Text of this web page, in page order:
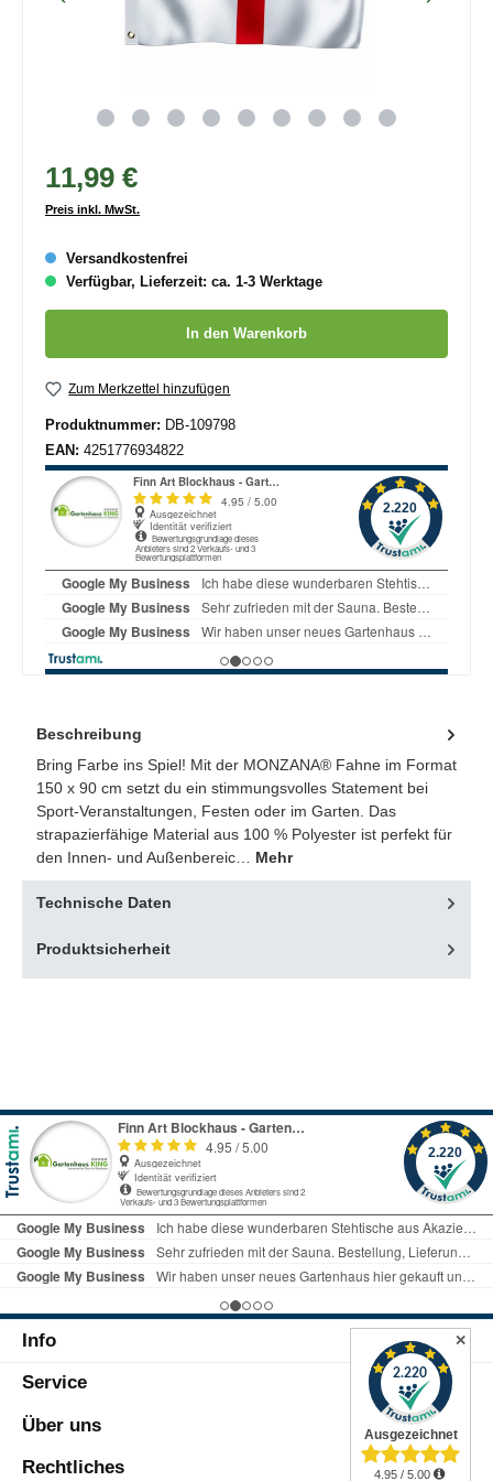
11,99 €
Preis inkl. MwSt.
Versandkostenfrei
Verfügbar, Lieferzeit: ca. 1-3 Werktage
In den Warenkorb
Zum Merkzettel hinzufügen
Produktnummer: DB-109798
EAN: 4251776934822
Beschreibung
Bring Farbe ins Spiel! Mit der MONZANA® Fahne im Format
150 x 90 cm setzt du ein stimmungsvolles Statement bei
Sport-Veranstaltungen, Festen oder im Garten. Das
strapazierfähige Material aus 100 % Polyester ist perfekt für
den Innen- und Außenbereic… Mehr
Technische Daten
Produktsicherheit
Info
Service
Über uns
Rechtliches
✕